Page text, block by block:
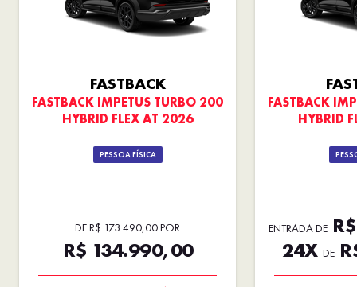
FASTBACK
FASTBACK IMPETUS TURBO 200
HYBRID FLEX AT 2026
PESSOA FÍSICA
DE R$ 173.490,00 POR
R$ 134.990,00
FASTBACK
HYBRID
ENTRADA DE
24X DE